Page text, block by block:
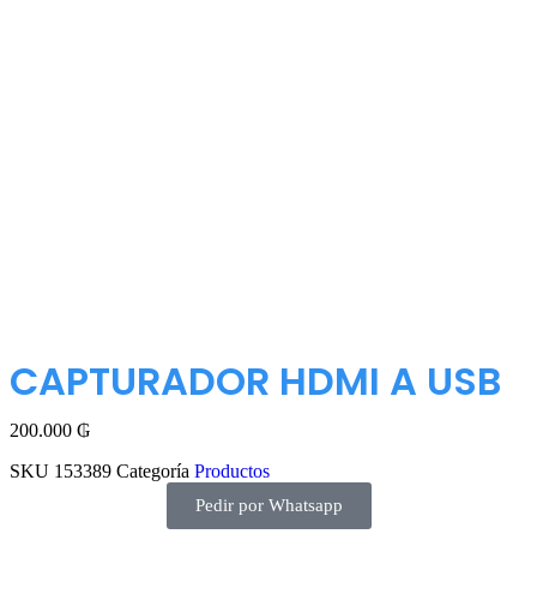
CAPTURADOR HDMI A USB
200.000 ₲
SKU 153389 Categoría Productos
Pedir por Whatsapp